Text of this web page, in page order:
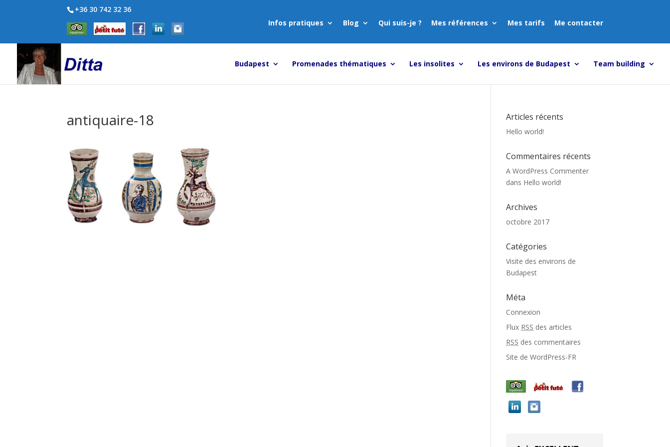
+36 30 742 32 36
Infos pratiques
Blog Qui suis-je ? Mes références Mes tarifs Me contacter
Budapest Promenades thématiques Les insolites Les environs de Budapest Team building
antiquaire-18 Articles récents
Hello world!
Commentaires récents
A WordPress Commenter
dans Hello world!
Archives
octobre 2017
Catégories
Visite des environs de
Budapest
Méta
Connexion
Flux RSS des articles
RSS des commentaires
Site de WordPress-FR